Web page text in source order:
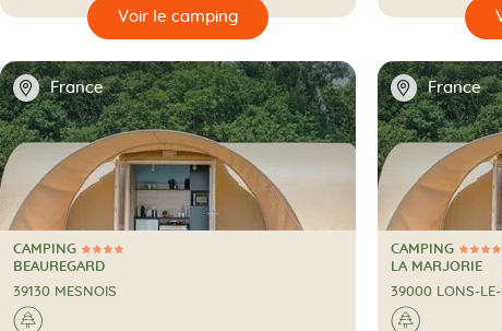
Voir le camping 🔍
📍 France
4 Étoiles
CAMPING
CAMPING
BEAUREGARD
39130 MESNOIS
A la campagne
🌲
📍 France
4 Étoiles
CAMPING
CAMPING
LA MARJORIE
39000 LONS-LE-
A la
🌲